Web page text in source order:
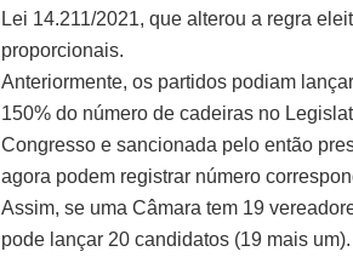
Lei 14.211/2021, que alterou a regra
proporcionais.
Anteriormente, os partidos podiam
150% do número de cadeiras no
Congresso e sancionada pelo então
agora podem registrar número
Assim, se uma Câmara tem 19
pode lançar 20 candidatos (19 mais um).